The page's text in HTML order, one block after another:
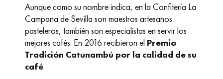
Aunque como su nombre indica, en laConfitería La
Campana de Sevilla son maestros artesanos
pasteleros, también son especialistas en servir los
mejores cafés. En 2016 recibieron el Premio
Tradición Catunambú por la calidad de su
café.